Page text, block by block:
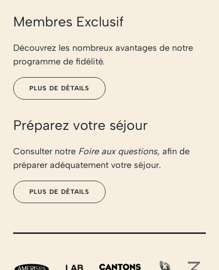
Membres Exclusif
Découvrez les nombreux avantages de notre
programme de fidélité.
PLUS DE DÉTAILS
Préparez votre séjour
Consulter notre Foire aux questions, afin de
préparer adéquatement votre séjour.
PLUS DE DÉTAILS